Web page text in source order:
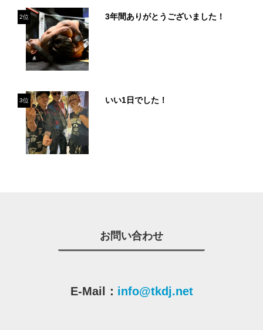
2位 3年間ありがとうございました！
3位 いい1日でした！
お問い合わせ
E-Mail： info@tkdj.net